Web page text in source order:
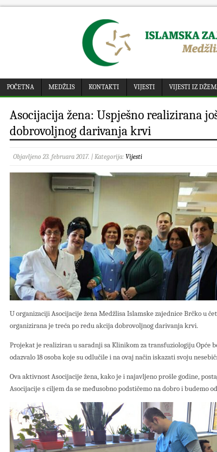
POČETNA MEDŽLIS KONTAKTI VIJESTI VIJESTI IZ
Asocijacija žena: Uspješno realizirana
dobrovoljnog darivanja krvi
Objavljeno 23. februara 2017. | Kategorija: Vijesti
U organizaciji Asocijacije žena Medžlisa Islamske zajednice Brčko u
organizirana je treća po redu akcija dobrovoljnog darivanja krvi.
Projekat je realiziran u saradnji sa Klinikom za transfuziologiju Opće
odazvalo 18 osoba koje su odlučile i na ovaj način iskazati svoju
Ova aktivnost Asocijacije žena, kako je i najavljeno prošle godine,
Asocijacije s ciljem da se međusobno podstičemo na dobro i budemo